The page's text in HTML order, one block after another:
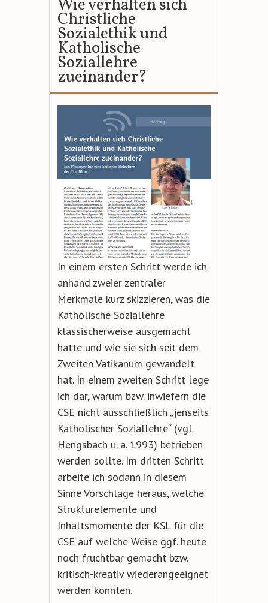
Wie verhalten sich
Christliche
Sozialethik und
Katholische
Soziallehre
zueinander?
In einem ersten Schritt werde ich
anhand zweier zentraler
Merkmale kurz skizzieren, was die
Katholische Soziallehre
klassischerweise ausgemacht
hatte und wie sie sich seit dem
Zweiten Vatikanum gewandelt
hat. In einem zweiten Schritt lege
ich dar, warum bzw. inwiefern die
CSE nicht ausschließlich „jenseits
Katholischer Soziallehre“ (vgl.
Hengsbach u. a. 1993) betrieben
werden sollte. Im dritten Schritt
arbeite ich sodann in diesem
Sinne Vorschläge heraus, welche
Strukturelemente und
Inhaltsmomente der KSL für die
CSE auf welche Weise ggf. heute
noch fruchtbar gemacht bzw.
kritisch-kreativ wiederangeeignet
werden könnten.